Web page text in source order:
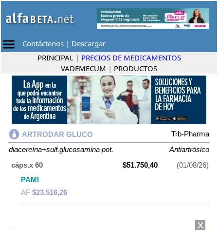
Contáctenos | Descargar
PRINCIPAL | PRECIOS DE MEDICAMENTOS
VADEMECUM | PRODUCTOS
ARTRODAR GLUCO
Trb-Pharma
diacereína+sulf.glucosamina pot.
Antiartrósico
cáps.x 60
$51.750,40
(01/08/26)
PAMI
AF $23.516,26